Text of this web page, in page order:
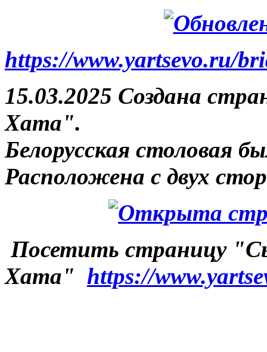
https://www.yartsevo.ru/
15.03.2025 Создана
Хата".
Белорусская столовая
Расположена с двух
Посетить страницу
Хата" https://